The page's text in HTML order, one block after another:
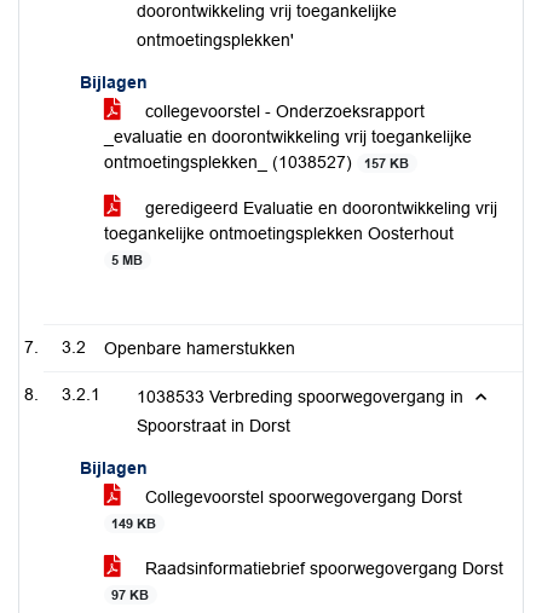
doorontwikkeling vrij toegankelijke
ontmoetingsplekken'
Bijlagen
collegevoorstel - Onderzoeksrapport
_evaluatie en doorontwikkeling vrij toegankelijke
ontmoetingsplekken_ (1038527)
157 KB
geredigeerd Evaluatie en doorontwikkeling vrij
toegankelijke ontmoetingsplekken Oosterhout
5 MB
3.2 Openbare hamerstukken
3.2.1
1038533 Verbreding spoorwegovergang in
Spoorstraat in Dorst
Bijlagen
Collegevoorstel spoorwegovergang Dorst
149 KB
Raadsinformatiebrief spoorwegovergang Dorst
97 KB